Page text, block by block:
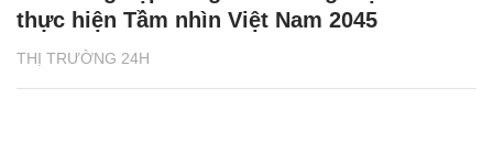
THỊ TRƯỜNG 24H
thực hiện Tầm nhìn Việt Nam 2045